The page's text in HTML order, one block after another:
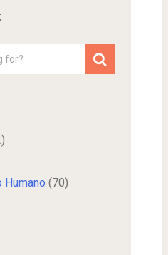
Humano (70)